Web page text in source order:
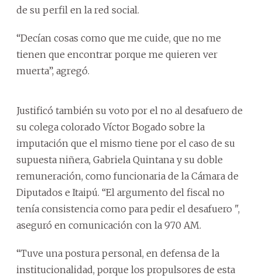
de su perfil en la red social.
“Decían cosas como que me cuide, que no me
tienen que encontrar porque me quieren ver
muerta”, agregó.
Justificó también su voto por el no al desafuero de
su colega colorado Víctor Bogado sobre la
imputación que el mismo tiene por el caso de su
supuesta niñera, Gabriela Quintana y su doble
remuneración, como funcionaria de la Cámara de
Diputados e Itaipú. “El argumento del fiscal no
tenía consistencia como para pedir el desafuero ",
aseguró en comunicación con la 970 AM.
“Tuve una postura personal, en defensa de la
institucionalidad, porque los propulsores de esta